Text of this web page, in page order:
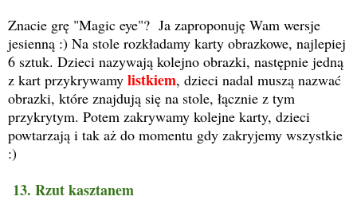
Znacie grę "Magic eye"? Ja zaproponuję Wam wersje
jesienną :) Na stole rozkładamy karty obrazkowe, najlepiej
6 sztuk. Dzieci nazywają kolejno obrazki, następnie jedną
z kart przykrywamy listkiem, dzieci nadal muszą nazwać
obrazki, które znajdują się na stole, łącznie z tym
przykrytym. Potem zakrywamy kolejne karty, dzieci
powtarzają i tak aż do momentu gdy zakryjemy wszystkie
:)
13. Rzut kasztanem